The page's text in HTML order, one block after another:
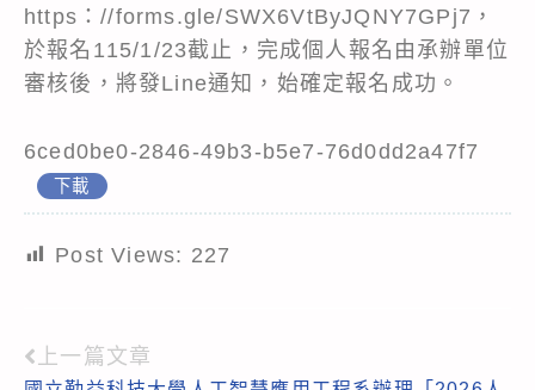
https：//forms.gle/SWX6VtByJQNY7GPj7，
於報名115/1/23截止，完成個人報名由承辦單位
審核後，將發Line通知，始確定報名成功。
6ced0be0-2846-49b3-b5e7-76d0dd2a47f7
下載
Post Views: 227
Read
上一篇文章